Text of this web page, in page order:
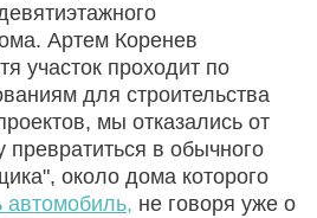
Артем Коренев
участок проходит по
для строительства
мы отказались от
превратиться в обычного
около дома которого
автомобиль, не говоря уже о